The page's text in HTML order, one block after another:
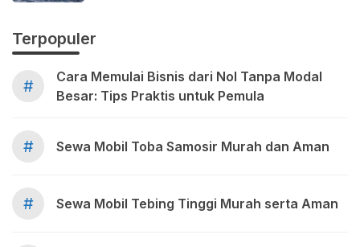
Terpopuler
#
Cara Memulai Bisnis dari Nol Tanpa Modal
Besar: Tips Praktis untuk Pemula
# Sewa Mobil Toba Samosir Murah dan Aman
# Sewa Mobil Tebing Tinggi Murah serta Aman